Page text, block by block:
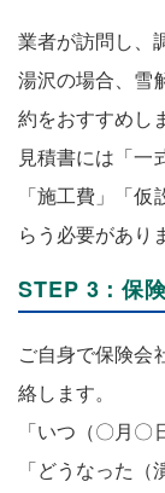
業者が訪問し、
湯沢の場合、雪
約をおすすめし
見積書には「一
「施工費」「
らう必要があり
STEP 3：保
ご自身で保険会
絡します。
「いつ（〇月
「どうなった（